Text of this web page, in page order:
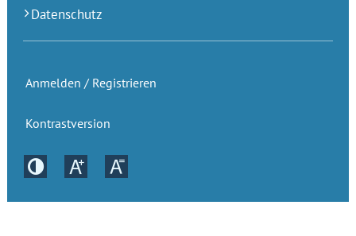
Datenschutz
Anmelden / Registrieren
Kontrastversion
Kontrastversion